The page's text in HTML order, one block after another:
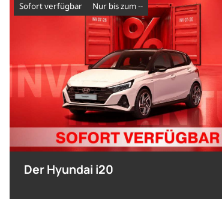
sofort verfügbar nur bis zum --
Der Hyundai i20